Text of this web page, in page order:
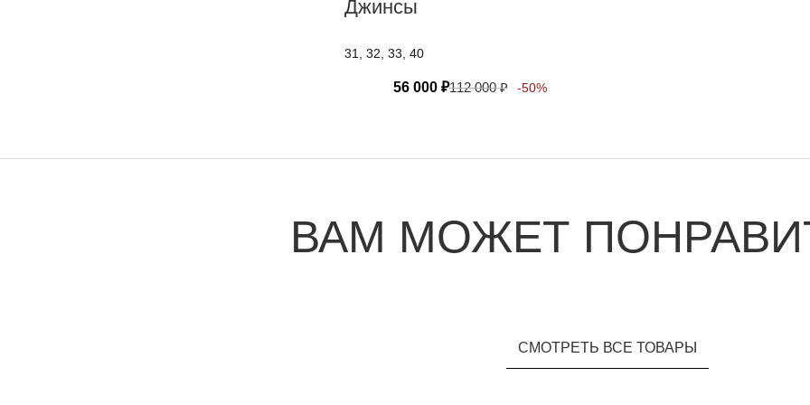
Джинсы
31, 32, 33, 40
56 000 ₽112 000₽ -50%
ВАМ МОЖЕТ
СМОТРЕТЬ ВСЕ ТОВАРЫ